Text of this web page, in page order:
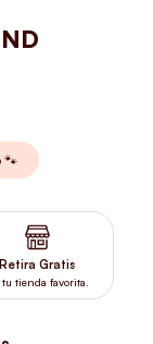
Retira Gratis
tu tienda favorita.